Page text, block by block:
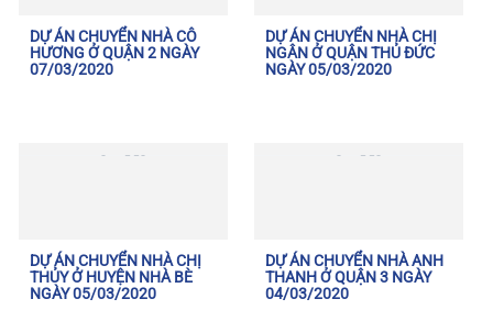
DỰ ÁN CHUYỂN NHÀ CÔ
HƯƠNG Ở QUẬN 2 NGÀY
07/03/2020
DỰ ÁN CHUYỂN NHÀ CHỊ
NGÂN Ở QUẬN THỦ ĐỨC
NGÀY 05/03/2020
DỰ ÁN CHUYỂN NHÀ CHỊ
THỦY Ở HUYỆN NHÀ BÈ
NGÀY 05/03/2020
DỰ ÁN CHUYỂN NHÀ ANH
THANH Ở QUẬN 3 NGÀY
04/03/2020